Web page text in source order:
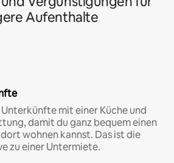
Aufenthalte
mit einer Küche und
damit du ganz bequem einen
wohnen kannst. Das ist die
zu einer Untermiete.